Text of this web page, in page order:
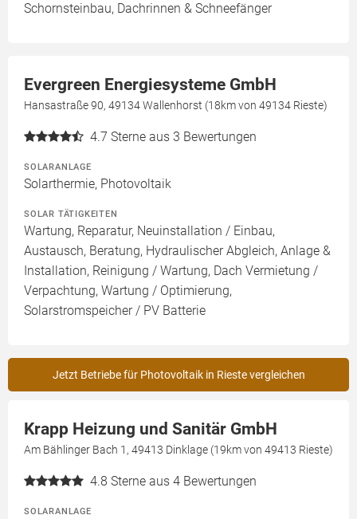
Schornsteinbau, Dachrinnen & Schneefänger
Evergreen Energiesysteme GmbH
Hansastraße 90, 49134 Wallenhorst (18km von 49134 Rieste)
4.7 Sterne aus 3 Bewertungen
SOLARANLAGE
Solarthermie, Photovoltaik
SOLAR TÄTIGKEITEN
Wartung, Reparatur, Neuinstallation / Einbau,
Austausch, Beratung, Hydraulischer Abgleich, Anlage &
Installation, Reinigung / Wartung, Dach Vermietung /
Verpachtung, Wartung / Optimierung,
Solarstromspeicher / PV Batterie
Jetzt Betriebe für Photovoltaik in Rieste vergleichen
Krapp Heizung und Sanitär GmbH
Am Bählinger Bach 1, 49413 Dinklage (19km von 49413 Rieste)
4.8 Sterne aus 4 Bewertungen
SOLARANLAGE